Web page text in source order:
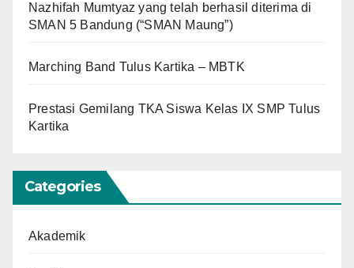
Nazhifah Mumtyaz yang telah berhasil diterima di
SMAN 5 Bandung (“SMAN Maung”)
Marching Band Tulus Kartika – MBTK
Prestasi Gemilang TKA Siswa Kelas IX SMP Tulus
Kartika
Categories
Akademik